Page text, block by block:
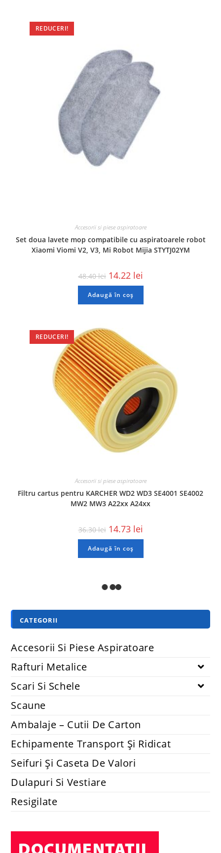
REDUCERI!
Accesorii si piese aspiratoare
Set doua lavete mop compatibile cu aspiratoarele robot
Xiaomi Viomi V2, V3, Mi Robot Mijia STYTJ02YM
48.40lei 14.22 lei
Adaugă în coș
REDUCERI!
Accesorii si piese aspiratoare
Filtru cartus pentru KARCHER WD2 WD3 SE4001 SE4002
MW2 MW3 A22xx A24xx
36.30lei 14.73 lei
Adaugă în coș
Set 2 lavete mopuri compatibile cu robot Xiaomi Mi Robot